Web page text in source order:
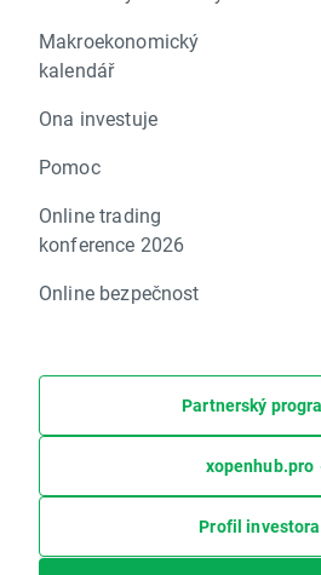
Makroekonomický
kalendář
Ona investuje
Pomoc
Online trading
konference 2026
Online bezpečnost
Partnerský
xopenhub.pro
Profil investora